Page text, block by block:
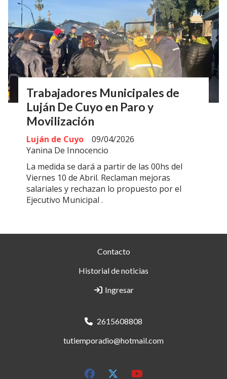
Trabajadores Municipales de
Luján De Cuyo en Paro y
Movilización
Yanina De Innocencio
Luján de Cuyo 09/04/2026
La medida se dará a partir de las 00hs del
Viernes 10 de Abril. Reclaman mejoras
salariales y rechazan lo propuesto por el
Ejecutivo Municipal .
Contacto
Historial de noticias
Ingresar
2615608808
tutiemporadio@hotmail.com